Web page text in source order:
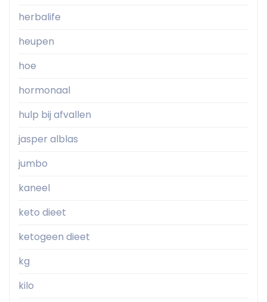
herbalife
heupen
hoe
hormonaal
hulp bij afvallen
jasper alblas
jumbo
kaneel
keto dieet
ketogeen dieet
kg
kilo